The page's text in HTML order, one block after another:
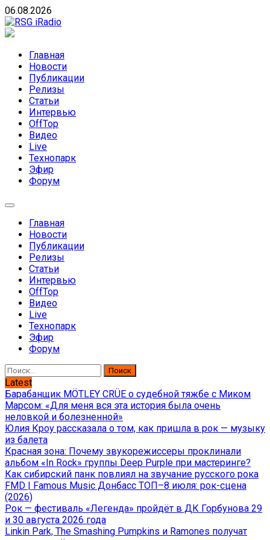
Skip
to
content
06.08.2026
направлений без возрастных ограничений
Главная
Новости
Публикации
Релизы
Статьи
Интервью
OffTop
Видео
Live
Технопарк
Эфир
Форум
Главная
Новости
Публикации
Релизы
Статьи
Интервью
OffTop
Видео
Live
Технопарк
Эфир
Форум
Найти:
Latest
Барабанщик MÖTLEY CRÜE о судебной тяжбе с Миком
Марсом: «Для меня вся эта история была очень
неловкой и болезненной»
Юлия Кроу рассказала о том, как пришла в рок — музыку
из балета
Красная зона: Почему звукорежиссеры проклинали
альбом «In Rock» группы Deep Purple при мастеринге?
Как сибирский панк повлиял на звучание русского рока
FMD | Famous Music Донбасс ТОП–8 июля: рок-сцена
(2026)
Рок — фестиваль «Легенда» пройдёт в ДК Горбунова 29
и 30 августа 2026 года
Linkin Park, The Smashing Pumpkins и Ramones получат